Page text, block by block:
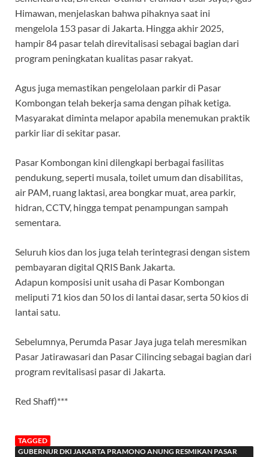
Himawan, menjelaskan bahwa pihaknya saat ini
mengelola 153 pasar di Jakarta. Hingga akhir 2025,
hampir 84 pasar telah direvitalisasi sebagai bagian dari
program peningkatan kualitas pasar rakyat.
Agus juga memastikan pengelolaan parkir di Pasar
Kombongan telah bekerja sama dengan pihak ketiga.
Masyarakat diminta melapor apabila menemukan praktik
parkir liar di sekitar pasar.
Pasar Kombongan kini dilengkapi berbagai fasilitas
pendukung, seperti musala, toilet umum dan disabilitas,
air PAM, ruang laktasi, area bongkar muat, area parkir,
hidran, CCTV, hingga tempat penampungan sampah
sementara.
Seluruh kios dan los juga telah terintegrasi dengan sistem
pembayaran digital QRIS Bank Jakarta.
Adapun komposisi unit usaha di Pasar Kombongan
meliputi 71 kios dan 50 los di lantai dasar, serta 50 kios di
lantai satu.
Sebelumnya, Perumda Pasar Jaya juga telah meresmikan
Pasar Jatirawasari dan Pasar Cilincing sebagai bagian dari
program revitalisasi pasar di Jakarta.
Red Shaff)***
TAGGED
GUBERNUR DKI JAKARTA PRAMONO ANUNG RESMIKAN PASAR